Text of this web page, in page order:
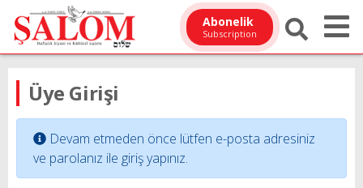
Abonelik
Subscription
Üye Girişi
Devam etmeden önce lütfen e-posta adresiniz
ve parolanız ile giriş yapınız.